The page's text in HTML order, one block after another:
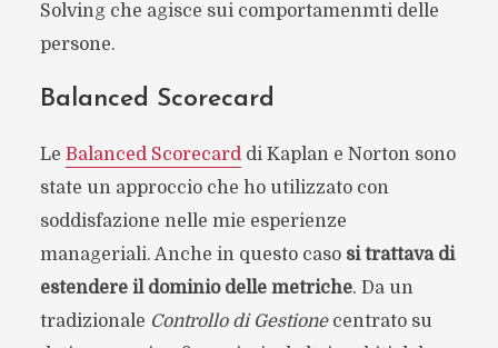
Solving che agisce sui comportamenmti delle
persone.
Balanced Scorecard
Le Balanced Scorecarddi Kaplan e Norton sono
state un approccio che ho utilizzato con
soddisfazione nelle mie esperienze
manageriali. Anche in questo caso si trattava di
estendere il dominio delle metriche. Da un
tradizionale Controllo di Gestionecentrato su